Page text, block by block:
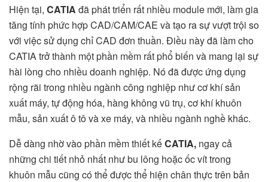
Hiện tại, CATIA đã phát triển rất nhiều module mới, làm gia
tăng tính phức hợp CAD/CAM/CAE và tạo ra sự vượt trội so
với việc sử dụng chỉ CAD đơn thuần. Điều này đã làm cho
CATIA trở thành một phần mềm rất phổ biến và mang lại sự
hài lòng cho nhiều doanh nghiệp. Nó đã được ứng dụng
rộng rãi trong nhiều ngành công nghiệp như cơ khí sản
xuất máy, tự động hóa, hàng không vũ trụ, cơ khí khuôn
mẫu, sản xuất ô tô và xe máy, và nhiều ngành nghề khác.
Dễ dàng nhờ vào phần mềm thiết kếCATIA, ngay cả
những chi tiết nhỏ nhất như bu lông hoặc ốc vít trong
khuôn mẫu cũng có thể được thể hiện chân thực trên bản